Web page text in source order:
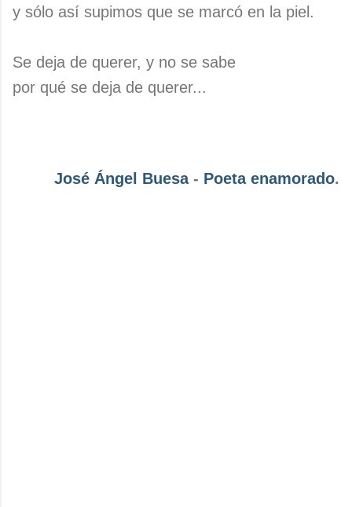
y sólo así supimos que se marcó en la piel.
Se deja de querer, y no se sabe
por qué se deja de querer...
José Ángel Buesa- Poeta enamorado.